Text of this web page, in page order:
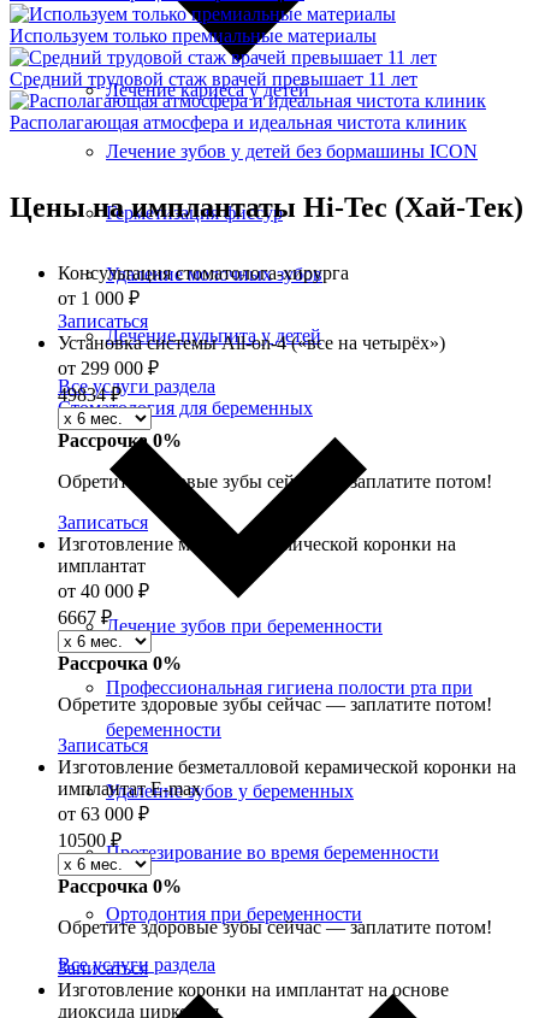
Лечение кариеса у детей
Лечение зубов у детей без бормашины ICON
Герметизация фиссур
Удаление молочных зубов
Лечение пульпита у детей
Все услуги раздела
Стоматология для беременных
Лечение зубов при беременности
Профессиональная гигиена полости рта при
беременности
Удаление зубов у беременных
Протезирование во время беременности
Ортодонтия при беременности
Все услуги раздела
Используем только премиальные материалы
Средний трудовой стаж врачей превышает 11 лет
Располагающая атмосфера и идеальная чистота клиник
Цены на имплантаты Hi-Tec (Хай-Тек)
Консультация стоматолога-хирурга
от 1 000 ₽
Записаться
Установка системы All-on-4 («все на четырёх»)
от 299 000 ₽
49834₽
Рассрочка 0%
Обретите здоровые зубы сейчас — заплатите потом!
Записаться
Изготовление металлокерамической коронки на
имплантат
от 40 000 ₽
6667 ₽
Рассрочка 0%
Обретите здоровые зубы сейчас — заплатите потом!
Записаться
Изготовление безметалловой керамической коронки на
имплантат E-maх
от 63 000 ₽
10500₽
Рассрочка 0%
Обретите здоровые зубы сейчас — заплатите потом!
Записаться
Изготовление коронки на имплантат на основе
диоксида циркония